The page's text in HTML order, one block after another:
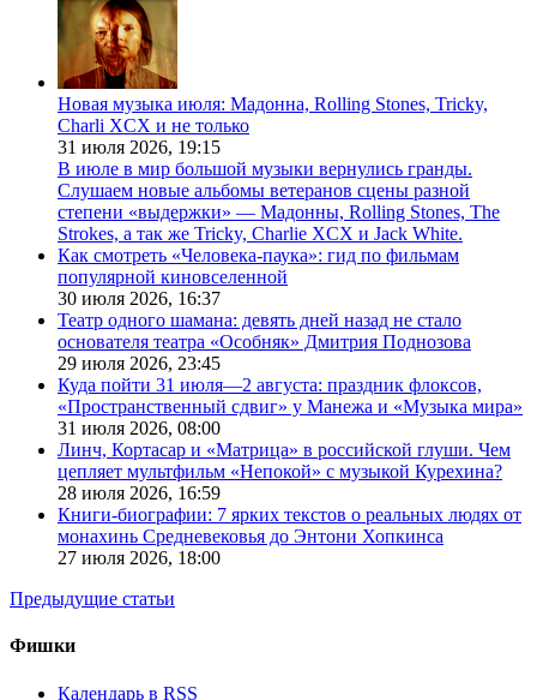
Новая музыка июля: Мадонна, Rolling Stones, Tricky,
Charli XCX и не только
31 июля 2026, 19:15
В июле в мир большой музыки вернулись гранды.
Слушаем новые альбомы ветеранов сцены разной
степени «выдержки» — Мадонны, Rolling Stones, The
Strokes, а так же Tricky, Charlie XCX и Jack White.
Как смотреть «Человека-паука»: гид по фильмам
популярной киновселенной
30 июля 2026, 16:37
Театр одного шамана: девять дней назад не стало
основателя театра «Особняк» Дмитрия Поднозова
29 июля 2026, 23:45
Куда пойти 31 июля—2 августа: праздник флоксов,
«Пространственный сдвиг» у Манежа и «Музыка мира»
31 июля 2026, 08:00
Линч, Кортасар и «Матрица» в российской глуши. Чем
цепляет мультфильм «Непокой» с музыкой Курехина?
28 июля 2026, 16:59
Книги-биографии: 7 ярких текстов о реальных людях от
монахинь Средневековья до Энтони Хопкинса
27 июля 2026, 18:00
Предыдущие статьи
Фишки
Календарь в RSS